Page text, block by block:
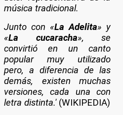
música tradicional.
Junto con «La Adelita» y
«La cucaracha», se
convirtió en un canto
popular muy utilizado
pero, a diferencia de las
demás, existen muchas
versiones, cada una con
letra distinta.'(WIKIPEDIA)